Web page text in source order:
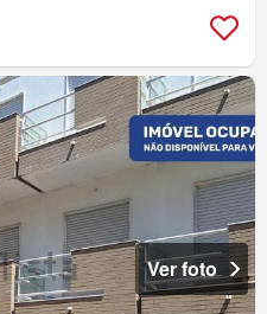
Ver foto